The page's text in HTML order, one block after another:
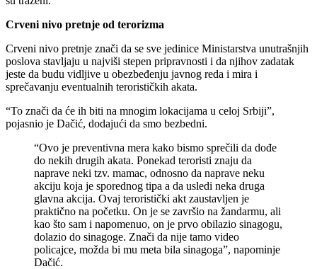
Crveni nivo pretnje od terorizma
Crveni nivo pretnje znači da se sve jedinice Ministarstva unutrašnjih
poslova stavljaju u najviši stepen pripravnosti i da njihov zadatak
jeste da budu vidljive u obezbeđenju javnog reda i mira i
sprečavanju eventualnih terorističkih akata.
“To znači da će ih biti na mnogim lokacijama u celoj Srbiji”,
pojasnio je Dačić, dodajući da smo bezbedni.
“Ovo je preventivna mera kako bismo sprečili da dođe
do nekih drugih akata. Ponekad teroristi znaju da
naprave neki tzv. mamac, odnosno da naprave neku
akciju koja je sporednog tipa a da usledi neka druga
glavna akcija. Ovaj teroristički akt zaustavljen je
praktično na početku. On je se završio na žandarmu, ali
kao što sam i napomenuo, on je prvo obilazio sinagogu,
dolazio do sinagoge. Znači da nije tamo video
policajce, možda bi mu meta bila sinagoga”, napominje
Dačić.